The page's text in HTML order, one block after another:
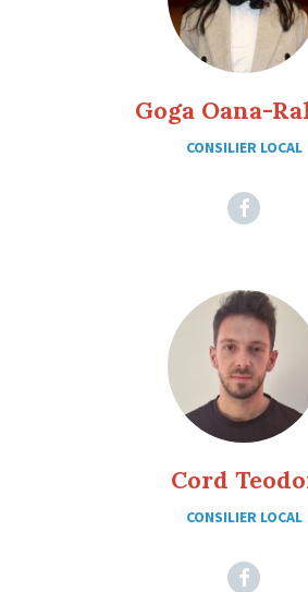
Goga Oana-
CONSILIER LOCAL
Cord
CONSILIER LOCAL